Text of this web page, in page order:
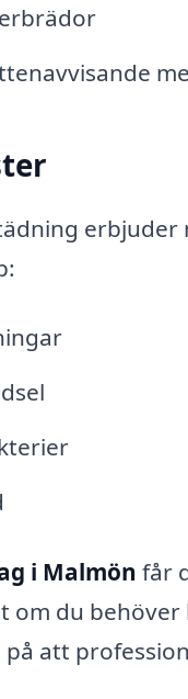
erbjuder
i Malmön får
om du
att